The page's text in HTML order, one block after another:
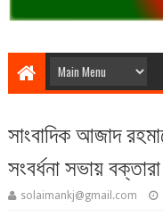
সাংবাদিক আজাদ
সংবর্ধনা সভায় বক্তারা
solaimankj@gmail.com